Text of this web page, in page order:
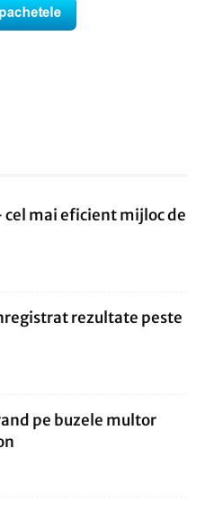
mai eficient mijloc de
rezultate peste
pe buzele multor